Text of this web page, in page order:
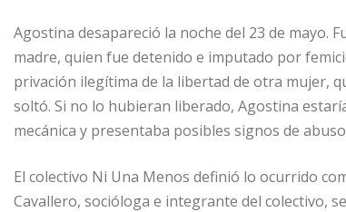
Agostina desapareció la noche del 23 de mayo.
madre, quien fue detenido e imputado por
privación ilegítima de la libertad de otra mujer,
soltó. Si no lo hubieran liberado, Agostina
mecánica y presentaba posibles signos de
El colectivo Ni Una Menos definió lo ocurrido
Cavallero, socióloga e integrante del colectivo,